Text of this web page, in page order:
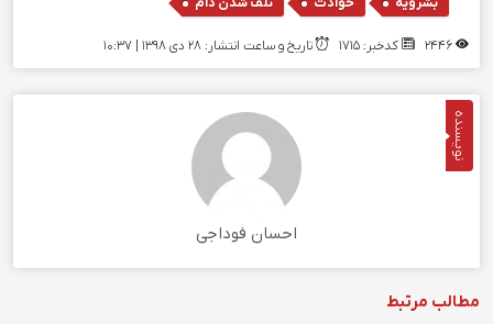
کدخبر: 1715 تاریخ و ساعت انتشار: ۲۸ دی ۱۳۹۸ | 10:37
نویسنده
احسان فوداجی
مطالب مرتبط